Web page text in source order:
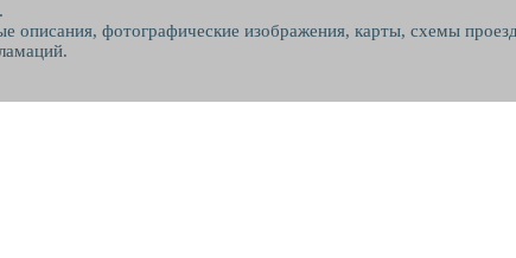
фотографические изображения, карты, схемы